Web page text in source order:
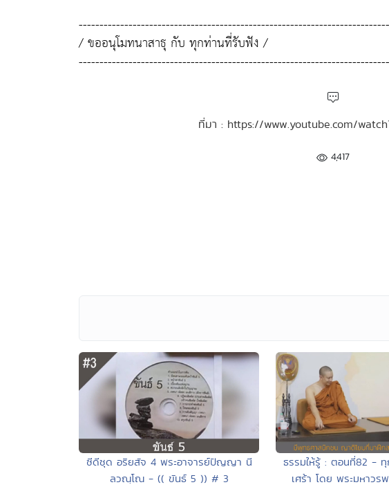
/ ขออนุโมทนาสาธุ กับ ทุกท่านที่รับฟัง /
ที่มา : https://www.youtube.com/
4,417
ซีดีชุด อริยสัจ 4 พระอาจารย์ปัญญา นี
ลวณฺโณ - (( ขันธ์ 5 )) # 3
ธรรมให้รู้ : ตอนที่82 -
เศร้า โดย พระมหาวร